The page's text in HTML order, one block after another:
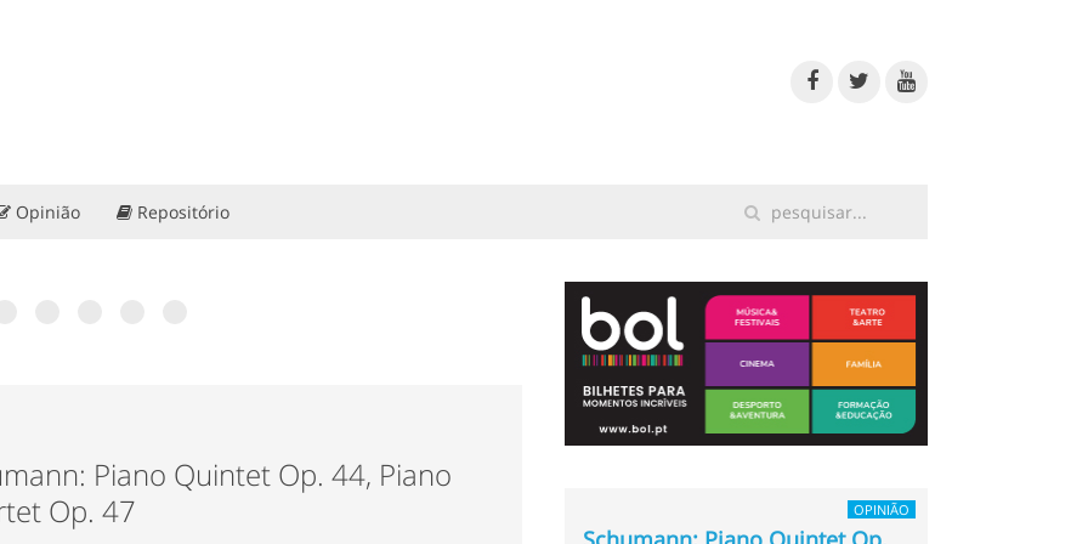
Opinião Repositório
Piano Quintet Op. 44, Piano
Op. 47
OPINIÃO